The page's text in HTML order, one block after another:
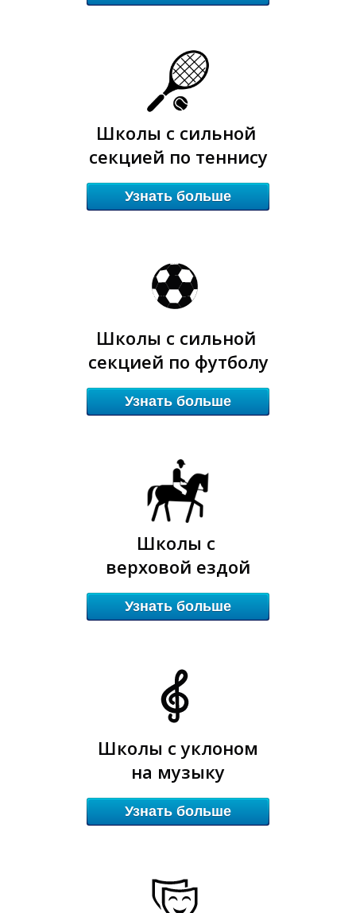
Г
О
Школы с сильной
секцией по теннису
Узнать больше
Школы с сильной
секцией по футболу
Узнать больше
Школы с
верховой ездой
Узнать больше
Школы с уклоном
на музыку
Узнать больше
Г
О